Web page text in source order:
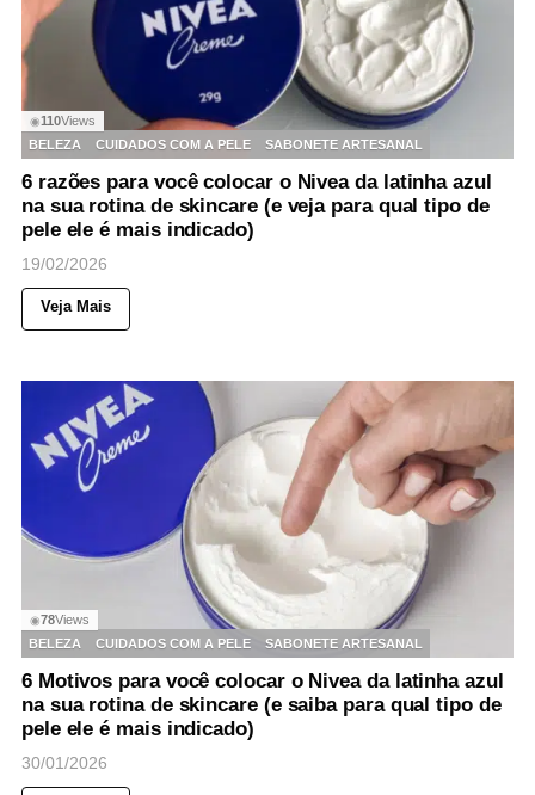
◉110Views
BELEZA
CUIDADOS COM A PELE SABONETE ARTESANAL
6 razões para você colocar o Nivea da latinha azul
na sua rotina de skincare (e veja para qual tipo de
pele ele é mais indicado)
19/02/2026
Veja Mais
◉78Views
BELEZA
CUIDADOS COM A PELE SABONETE ARTESANAL
6 Motivos para você colocar o Nivea da latinha azul
na sua rotina de skincare (e saiba para qual tipo de
pele ele é mais indicado)
30/01/2026